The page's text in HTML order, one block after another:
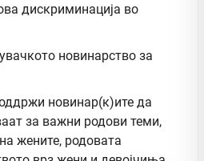
дискриминација во
новинарство за
новинар(к)ите да
за важни родови теми,
жените, родовата